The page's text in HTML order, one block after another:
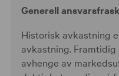
Generell
Historisk avkastning
avkastning.
avhenge av